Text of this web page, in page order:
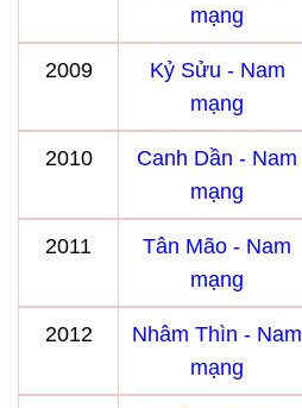
mạng
2009
Kỷ Sửu - Nam
mạng
2010
Canh Dần - Nam
mạng
2011
Tân Mão - Nam
mạng
2012
Nhâm Thìn - Nam
mạng